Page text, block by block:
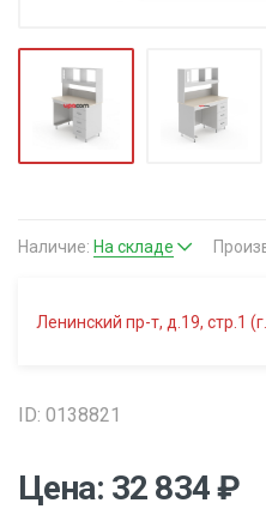
Наличие: На складе
Ленинский пр-т, д.19, стр.1
ID: 0138821
Цена: 32 834 ₽